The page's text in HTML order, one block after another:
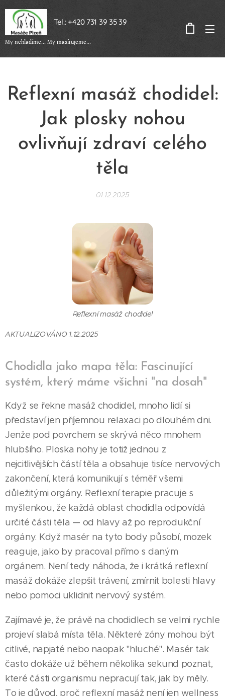
Tel.: +420 731 39 35 39
My nehladíme... My masírujeme...
Reflexní masáž chodidel:
Jak plosky nohou
ovlivňují zdraví celého
těla
01.12.2025
Reflexní masáž chodidel
AKTUALIZOVÁNO 1.12.2025
Chodidla jako mapa těla: Fascinující
systém, který máme všichni "na dosah"
Když se řekne masáž chodidel, mnoho lidí si
představí jen příjemnou relaxaci po dlouhém dni.
Jenže pod povrchem se skrývá něco mnohem
hlubšího. Ploska nohy je totiž jednou z
nejcitlivějších částí těla a obsahuje tisíce nervových
zakončení, která komunikují s téměř všemi
důležitými orgány. Reflexní terapie pracuje s
myšlenkou, že každá oblast chodidla odpovídá
určité části těla — od hlavy až po reprodukční
orgány. Když masér na tyto body působí, mozek
reaguje, jako by pracoval přímo s daným
orgánem. Není tedy náhoda, že i krátká reflexní
masáž dokáže zlepšit trávení, zmírnit bolesti hlavy
nebo pomoci uklidnit nervový systém.
Zajímavé je, že právě na chodidlech se velmi rychle
projeví slabá místa těla. Některé zóny mohou být
citlivé, napjaté nebo naopak "hluché". Masér tak
často dokáže už během několika sekund poznat,
které části organismu nepracují tak, jak by měly.
To je důvod, proč reflexní masáž není jen wellness